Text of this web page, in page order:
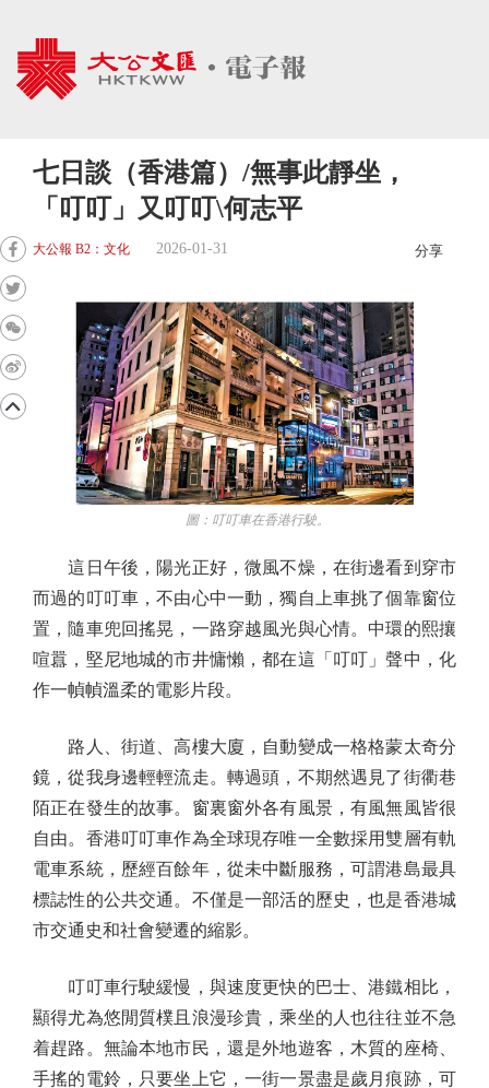
七日談（香港篇）/無事此靜坐，
「叮叮」又叮叮\何志平
大公報 B2：文化 2026-01-31 分享
圖：叮叮車在香港行駛。
這日午後，陽光正好，微風不燥，在街邊看到穿市
而過的叮叮車，不由心中一動，獨自上車挑了個靠窗位
置，隨車兜回搖晃，一路穿越風光與心情。中環的熙攘
喧囂，堅尼地城的市井慵懶，都在這「叮叮」聲中，化
作一幀幀溫柔的電影片段。
路人、街道、高樓大廈，自動變成一格格蒙太奇分
鏡，從我身邊輕輕流走。轉過頭，不期然遇見了街衢巷
陌正在發生的故事。窗裏窗外各有風景，有風無風皆很
自由。香港叮叮車作為全球現存唯一全數採用雙層有軌
電車系統，歷經百餘年，從未中斷服務，可謂港島最具
標誌性的公共交通。不僅是一部活的歷史，也是香港城
市交通史和社會變遷的縮影。
叮叮車行駛緩慢，與速度更快的巴士、港鐵相比，
顯得尤為悠閒質樸且浪漫珍貴，乘坐的人也往往並不急
着趕路。無論本地市民，還是外地遊客，木質的座椅、
手搖的電鈴，只要坐上它，一街一景盡是歲月痕跡，可